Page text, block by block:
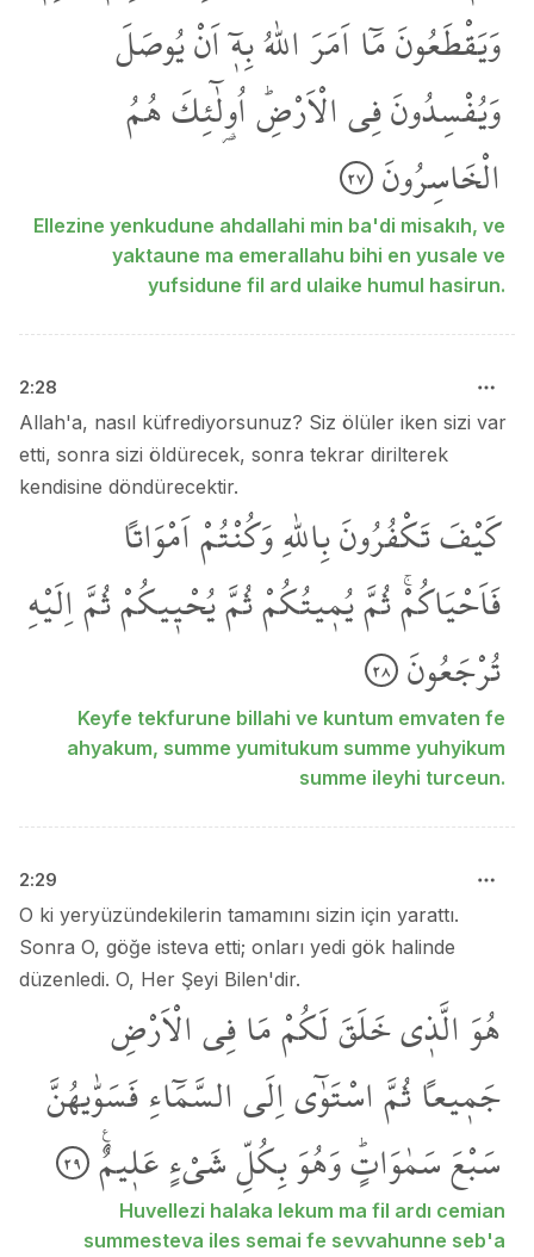
وَيَقْطَعُونَمَٓااَمَرَاللّٰهُبِه۪ٓاَنْيُوصَلَ
وَيُفْسِدُونَفِيالْاَرْضِۜاُو۬لٰٓئِكَهُمُ
الْخَاسِرُونَ ٢٧
Ellezine yenkudune ahdallahi min ba'di misakıh, ve
yaktaune ma emerallahu bihi en yusale ve
yufsidune fil ard ulaike humul hasirun.
2:28
Allah'a, nasıl küfrediyorsunuz? Siz ölüler iken sizi var
etti, sonra sizi öldürecek, sonra tekrar dirilterek
kendisine döndürecektir.
كَيْفَتَكْفُرُونَبِاللّٰهِوَكُنْتُمْاَمْوَاتاً
فَاَحْيَاكُمْۚثُمَّيُم۪يتُكُمْثُمَّيُحْي۪يكُمْثُمَّاِلَيْهِ
تُرْجَعُونَ ٢٨
Keyfe tekfurune billahi ve kuntum emvaten fe
ahyakum, summe yumitukum summe yuhyikum
summe ileyhi turceun.
2:29
O ki yeryüzündekilerin tamamını sizin için yarattı.
Sonra O, göğe isteva etti; onları yedi gök halinde
düzenledi. O, Her Şeyi Bilen'dir.
هُوَالَّذ۪يخَلَقَلَكُمْمَافِيالْاَرْضِ
جَم۪يعاًثُمَّاسْتَوٰٓىاِلَىالسَّمَٓاءِفَسَوّٰيهُنَّ
سَبْعَسَمٰوَاتٍۜوَهُوَبِكُلِّشَيْءٍعَل۪يمٌ۟ ٢٩
Huvellezi halaka lekum ma fil ardı cemian
summesteva iles semai fe sevvahunne seb'a